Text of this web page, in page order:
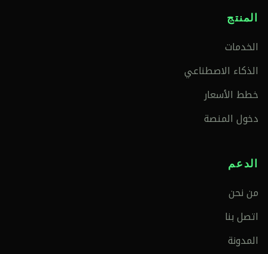
المنتج
الخدمات
الذكاء الاصطناعي
خطط الأسعار
دخول المنصة
الدعم
من نحن
اتصل بنا
المدونة